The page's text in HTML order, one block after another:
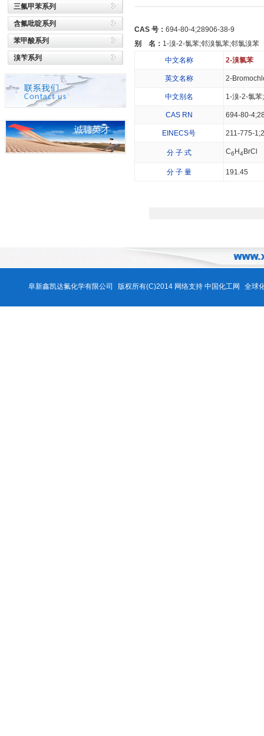
三氟甲苯系列
含氟吡啶系列
苯甲酸系列
溴苄系列
CAS 号： 694-80-4;28906-38-9
别 名： 1-溴-2-氯苯;邻溴氯苯;邻氯溴苯
中文名称
2-溴氯苯
英文名称 2-
中文别名 1-溴-2-氯
CAS RN 694-80-
EINECS号 211-775-
分 子 式 C6 H4BrCl
分 子 量 191.45
阜新鑫凯达氟化学有限公司 版权所有(C)2014 网络支持中国化工网 全球